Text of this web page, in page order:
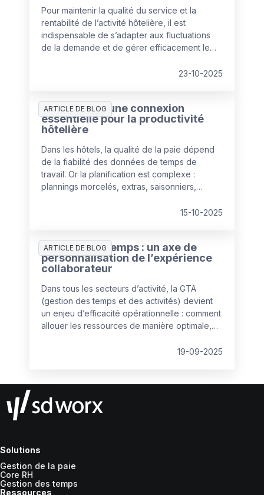
Pour maintenir la qualité du service et la
rentabilité de l’activité hôtelière, il est
indispensable de s’adapter aux fluctuations
de la demande et de gérer efficacement le
événements. Ce n’est pas une tâche facile,
nombreux défis. Par exemple, les besoins
spécifiques de personnel spécialisé ou
encore la complexité du respect des
obligations légales et réglementaires.
23-10-2025
ARTICLE DE BLOG
Paie et GTA : une connexion
essentielle pour la productivité
hôtelière
Dans les hôtels, la qualité de la paie dépend
de la fiabilité des données de temps de
travail. Or la planification est complexe :
plannings morcelés, extras, saisonniers,
plateforme unique permet de fiabiliser les
d’efficacité et de productivité.
15-10-2025
ARTICLE DE BLOG
Gestion des temps : un axe de
personnalisation de l’expérience
collaborateur
Dans tous les secteurs d’activité, la GTA
(gestion des temps et des activités) devient
un enjeu d’efficacité opérationnelle : comment
allouer les ressources de manière optimale,
offre de nouvelles perspectives, comme19-09-2025
Solutions
Gestion de la paie
Core RH
Gestion des temps
Ressources